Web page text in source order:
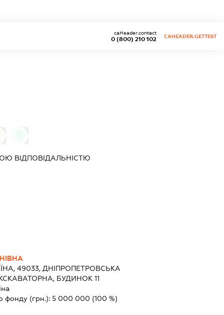
0 (800) 210 102
caHeader.contact
CAHEADER.GETTEST
ВІДПОВІДАЛЬНІСТЮ
49033, ДНІПРОПЕТРОВСЬКА
БУДИНОК 11
фонду (грн.): 5 000 000 (100 %)